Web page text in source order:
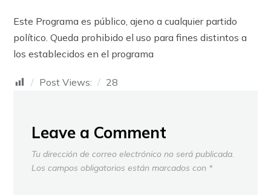
Este Programa es público, ajeno a cualquier partido
político. Queda prohibido el uso para fines distintos a
los establecidos en el programa
Post Views: 28
Leave a Comment
Tu dirección de correo electrónico no será publicada.
Los campos obligatorios están marcados con *